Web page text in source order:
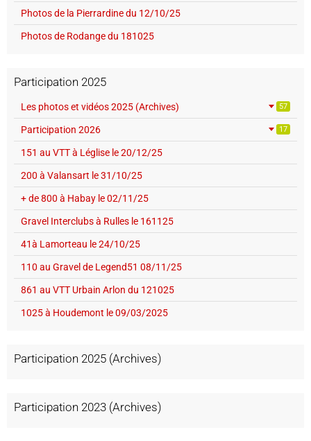
Photos de la Pierrardine du 12/10/25
Photos de Rodange du 181025
Participation 2025
Les photos et vidéos 2025 (Archives) 57
Participation 2026 17
151 au VTT à Léglise le 20/12/25
200 à Valansart le 31/10/25
+ de 800 à Habay le 02/11/25
Gravel Interclubs à Rulles le 161125
41à Lamorteau le 24/10/25
110 au Gravel de Legend51 08/11/25
861 au VTT Urbain Arlon du 121025
1025 à Houdemont le 09/03/2025
Participation 2025 (Archives)
Participation 2023 (Archives)